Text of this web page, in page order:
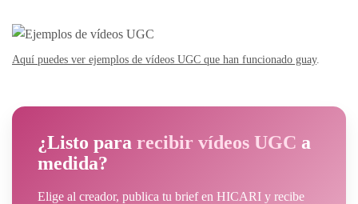
Aquí puedes ver ejemplos de vídeos UGC que han funcionado guay.
¿Listo para recibir vídeos UGC a
medida?
Elige al creador, publica tu brief en HICARI y recibe